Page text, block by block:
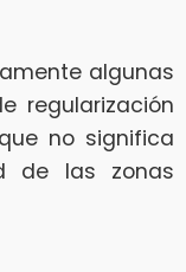
algunas
regularización
no significa
de las zonas